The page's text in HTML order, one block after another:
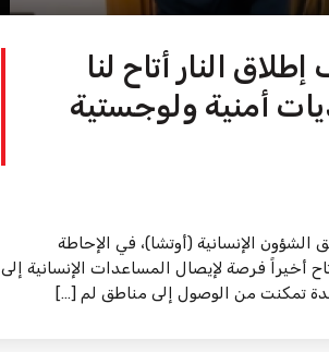
النار أتاح لنا
أمنية ولوجستية
الإنسانية (أوتشا)، في الإحاطة
أخيراً فرصة لإيصال المساعدات الإنسانية إلى
تمكنت من الوصول إلى مناطق لم […]